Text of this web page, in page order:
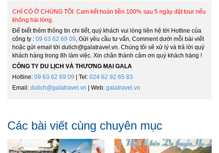
CHỈ CÓ Ở CHÚNG TÔI: Cam kết hoàn tiền 100% sau 5 ngày đặt tour nếu
không hài lòng.
Để biết thêm thông tin chi tiết, quý khách vui lòng liên hệ tới Hotline của
công ty : 09 63 62 69 09, Gửi yêu cầu tư vấn, Comment dưới mỗi bài viết
hoặc gửi email tới dulich@galatravel.vn. Chúng tôi sẽ xử lý và trả lời quý
khách hàng trong 8h làm việc. Xin chân thành cảm ơn quý khách hàng !
CÔNG TY DU LỊCH VÀ THƯƠNG MẠI GALA
Hotline: 09 63 62 69 09 | Tel: 024 62 92 65 83
Email: dulich@galatravel.vn | Web: galatravel.vn
Các bài viết cùng chuyên mục